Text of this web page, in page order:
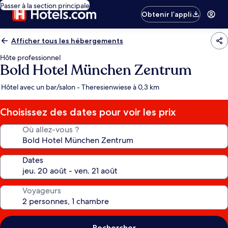
Passer à la section principale
Obtenir l’appli
Afficher tous les hébergements
Hôte professionnel
Bold Hotel München Zentrum
Hôtel avec un bar/salon - Theresienwiese à 0,3 km
Choisissez des dates pour voir les prix
Où allez-vous ?
Dates
Voyageurs